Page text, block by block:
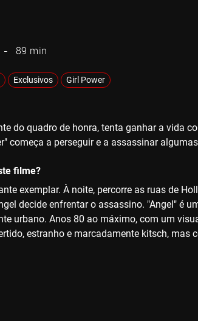
89 min
Exclusivos Girl Power
do quadro de honra, tenta ganhar a vida
começa a perseguir e a assassinar
filme?
exemplar. À noite, percorre as ruas de
decide enfrentar o assassino. "Angel" é
urbano. Anos 80 ao máximo, com um
estranho e marcadamente kitsch, mas